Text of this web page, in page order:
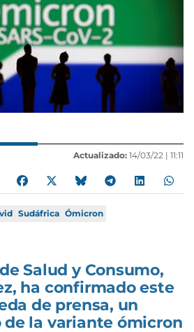
Actualizado: 14/03/22 | 11:11
Sudáfrica Ómicron
Salud y Consumo,
ha confirmado este
de prensa, un
de la variante ómicron